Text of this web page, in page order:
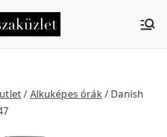
Tempus
küzlet
/ Alkuképes órák / Danish